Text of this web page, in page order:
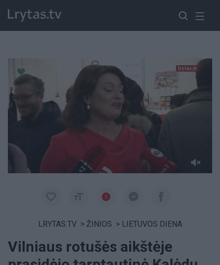
LRYTAS.TV > ŽINIOS > LIETUVOS DIENA
Vilniaus rotušės aikštėje